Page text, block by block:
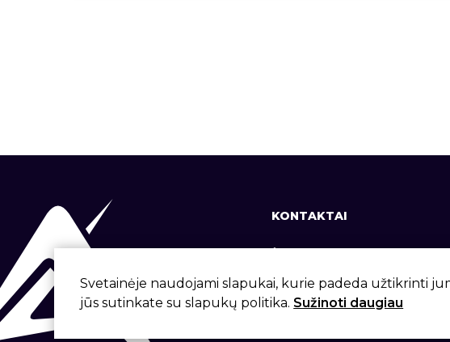
KONTAKTAI
+370 37 337641, +370 37
info@aivita.lt
Svirbygalos g. 6, Kaunas,
Svetainėje naudojami slapukai, kurie padeda užtikrinti
jūs sutinkate su slapukų politika. Sužinoti daugiau